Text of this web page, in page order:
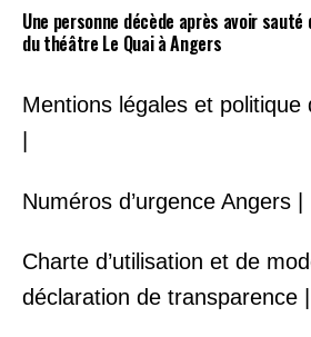
Une personne décède après avoir
du théâtre Le Quai à Angers
Mentions légales et politique
Numéros d’urgence Angers |
Charte d’utilisation et de
déclaration de transparence |